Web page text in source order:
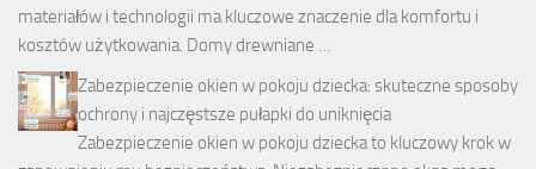
materiałów i technologii ma kluczowe znaczenie dla komfortu i
kosztów użytkowania. Domy drewniane …
Zabezpieczenie okien w pokoju dziecka: skuteczne sposoby
ochrony i najczęstsze pułapki do uniknięcia
Zabezpieczenie okien w pokoju dziecka to kluczowy krok w